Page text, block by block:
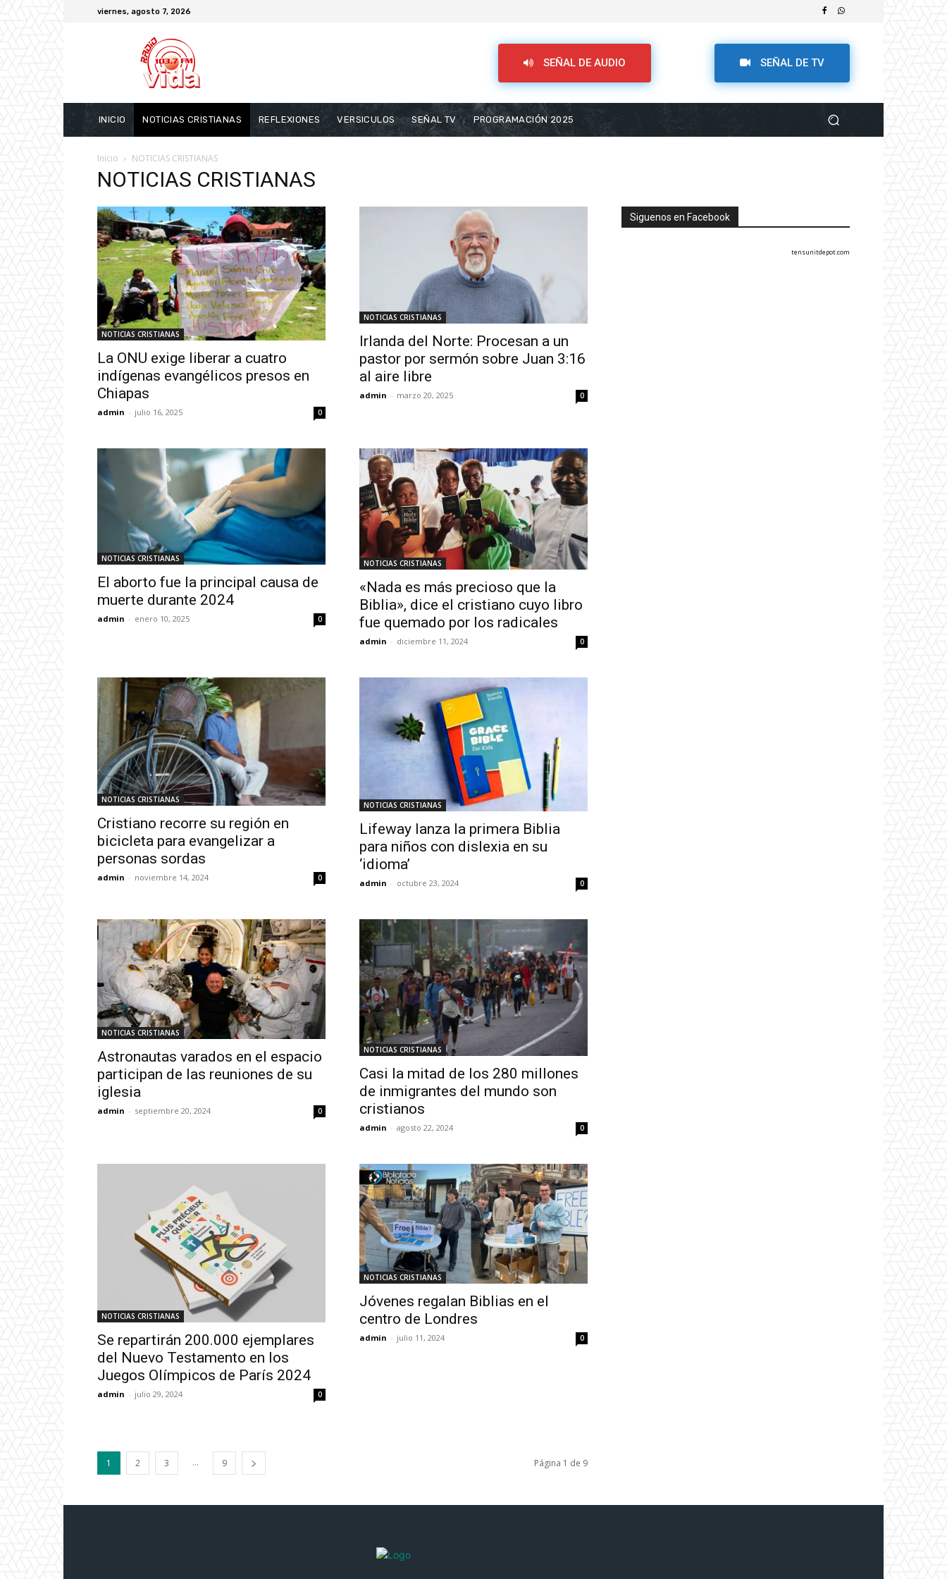
viernes, agosto 7, 2026
SEÑAL DE AUDIO SEÑAL DE TV
INICIO NOTICIAS CRISTIANAS REFLEXIONES VERSICULOS SEÑAL TV PROGRAMACIÓN 2025
Inicio NOTICIAS CRISTIANAS
NOTICIAS CRISTIANAS
NOTICIAS CRISTIANAS
La ONU exige liberar a cuatro
indígenas evangélicos presos en
Chiapas
admin - julio 16, 2025 0
NOTICIAS CRISTIANAS
Irlanda del Norte: Procesan a un
pastor por sermón sobre Juan 3:16
al aire libre
admin - marzo 20, 2025 0
NOTICIAS CRISTIANAS
El aborto fue la principal causa de
muerte durante 2024
admin - enero 10, 2025 0
NOTICIAS CRISTIANAS
«Nada es más precioso que la
Biblia», dice el cristiano cuyo libro
fue quemado por los radicales
admin - diciembre 11, 2024 0
NOTICIAS CRISTIANAS
Cristiano recorre su región en
bicicleta para evangelizar a
personas sordas
admin - noviembre 14, 2024 0
NOTICIAS CRISTIANAS
Lifeway lanza la primera Biblia
para niños con dislexia en su
‘idioma’
admin - octubre 23, 2024 0
NOTICIAS CRISTIANAS
Astronautas varados en el espacio
participan de las reuniones de su
iglesia
admin - septiembre 20, 2024 0
NOTICIAS CRISTIANAS
Casi la mitad de los 280 millones
de inmigrantes del mundo son
cristianos
admin - agosto 22, 2024 0
NOTICIAS CRISTIANAS
Se repartirán 200.000 ejemplares
del Nuevo Testamento en los
Juegos Olímpicos de París 2024
admin - julio 29, 2024 0
NOTICIAS CRISTIANAS
Jóvenes regalan Biblias en el
centro de Londres
admin - julio 11, 2024 0
1 2 3 ... 9 Página 1 de 9
Siguenos en Facebook
tensunitdepot.com